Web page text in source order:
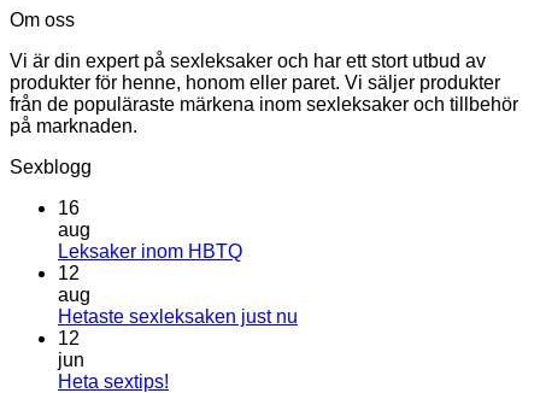
Om oss
Vi är din expert på sexleksaker och har ett stort utbud av
produkter för henne, honom eller paret. Vi säljer produkter
från de populäraste märkena inom sexleksaker och tillbehör
på marknaden.
Sexblogg
16
aug
Leksaker inom HBTQInga
Leksaker
12
aug
Hetaste sexleksaken just nu
12
jun
Heta sextips!